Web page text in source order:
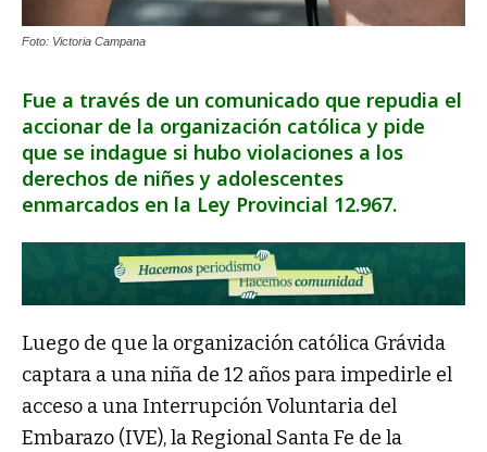
Foto: Victoria Campana
Fue a través de un comunicado que repudia el
accionar de la organización católica y pide
que se indague si hubo violaciones a los
derechos de niñes y adolescentes
enmarcados en la Ley Provincial 12.967.
Luego de que la organización católica Grávida
captara a una niña de 12 años para impedirle el
acceso a una Interrupción Voluntaria del
Embarazo (IVE), la Regional Santa Fe de la